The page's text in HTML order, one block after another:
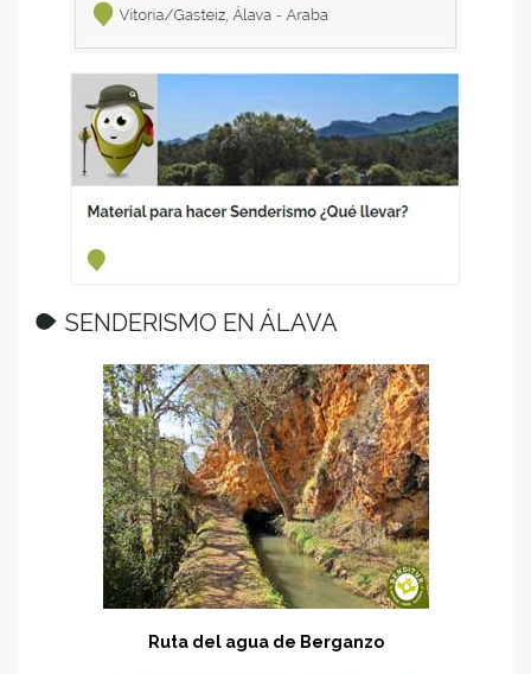
SENDERISMO EN ÁLAVA
Ruta del agua de Berganzo